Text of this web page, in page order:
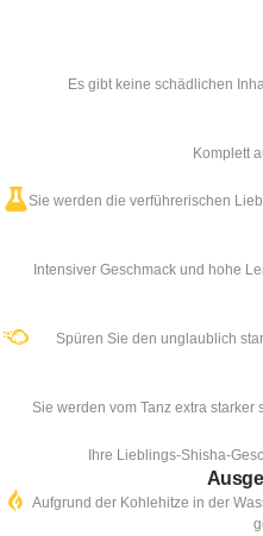
Es gibt keine schädlichen
Komplett
Sie werden die verführerischen
Intensiver Geschmack und hohe
Spüren Sie den unglaublich
Sie werden vom Tanz extra
Ihre Lieblings-Shisha-
Aufgrund der Kohlehitze in der